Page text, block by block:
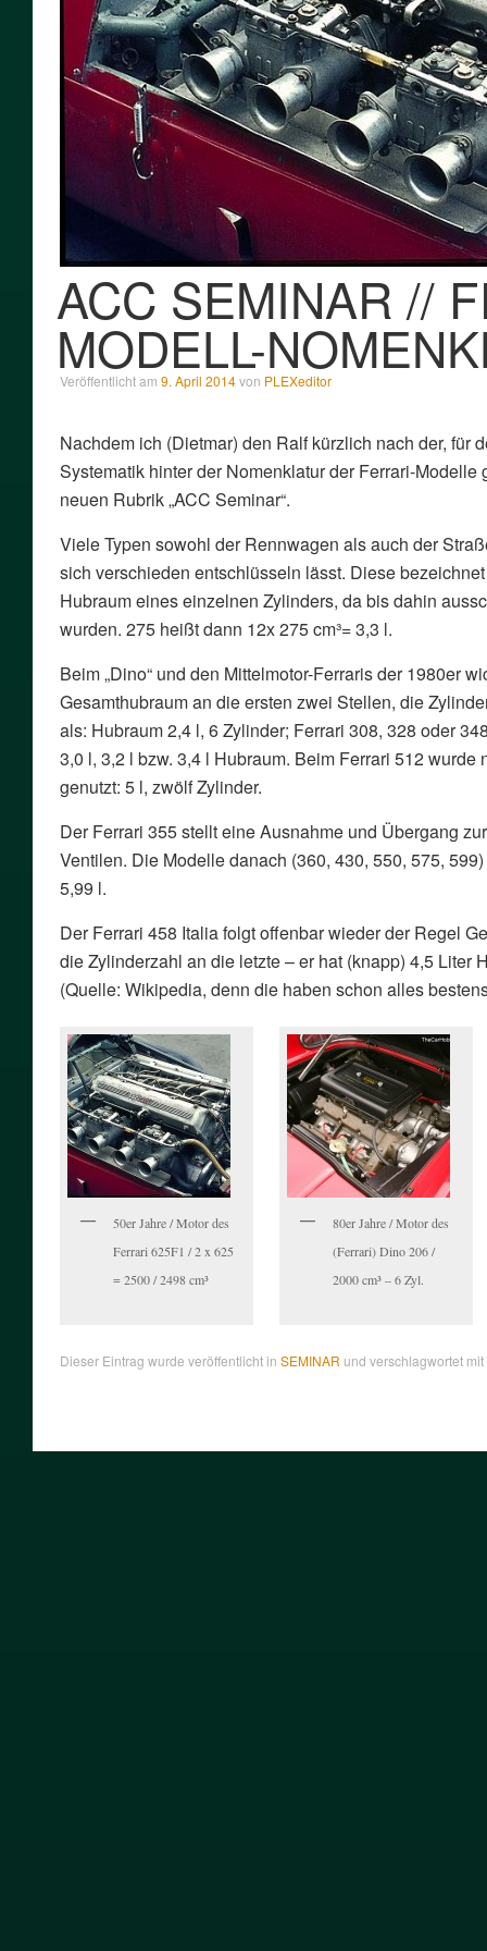
ACC SEMINAR //
MODELL-
Veröffentlicht am 9. April 2014von PLEXeditor
Nachdem ich (Dietmar) den Ralf kürzlich nach der, für
Systematik hinter der Nomenklatur der Ferrari-
neuen Rubrik „ACC Seminar“.
Viele Typen sowohl der Rennwagen als auch der
sich verschieden entschlüsseln lässt. Diese
Hubraum eines einzelnen Zylinders, da bis dahin
wurden. 275 heißt dann 12x 275 cm³= 3,3 l.
Beim „Dino“ und den Mittelmotor-Ferraris der 1980er
Gesamthubraum an die ersten zwei Stellen, die
als: Hubraum 2,4 l, 6 Zylinder; Ferrari 308, 328 oder
3,0 l, 3,2 l bzw. 3,4 l Hubraum. Beim Ferrari 512
genutzt: 5 l, zwölf Zylinder.
Der Ferrari 355 stellt eine Ausnahme und Übergang
Ventilen. Die Modelle danach (360, 430, 550, 575,
5,99 l.
Der Ferrari 458 Italia folgt offenbar wieder der Regel
die Zylinderzahl an die letzte – er hat (knapp) 4,5 Liter
(Quelle: Wikipedia, denn die haben schon alles
50er Jahre / Motor des
Ferrari 625F1 / 2 x 625
= 2500 / 2498 cm³
80er Jahre / Motor des
(Ferrari) Dino 206 /
2000 cm³ – 6 Zyl.
Dieser Eintrag wurde veröffentlicht in SEMINAR und verschlagwortet mit